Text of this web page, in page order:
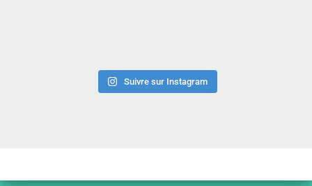
Suivre sur Instagram